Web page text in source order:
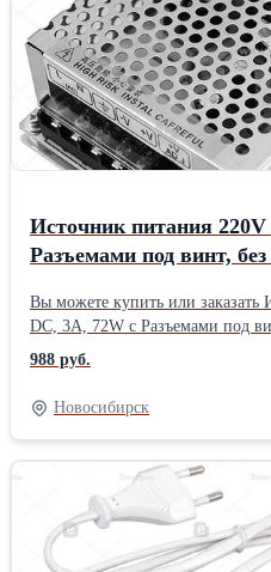
Источник питания
Разъемами под винт,
Вы можете купить или
DC, 3A, 72W с Разъемами под
Rexant у продавца ЭМК
988 руб.
Новосибирск